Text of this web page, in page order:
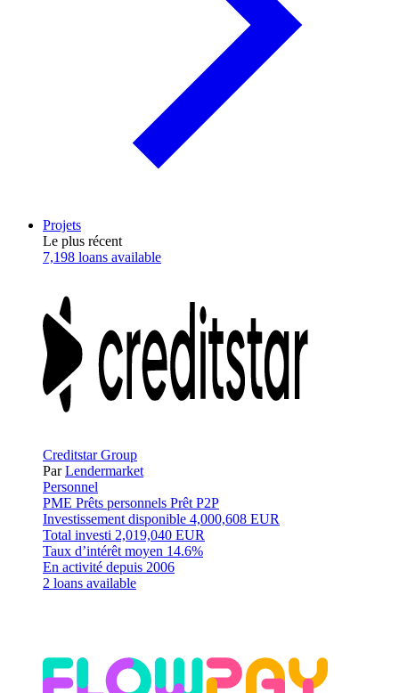
Projets
Le plus récent
7,198 loans available
Creditstar Group
ParLendermarket
Personnel
PME Prêts personnels Prêt P2P
Investissement disponible 4,000,608 EUR
Total investi 2,019,040 EUR
Taux d’intérêt moyen 14.6%
En activité depuis 2006
2 loans available